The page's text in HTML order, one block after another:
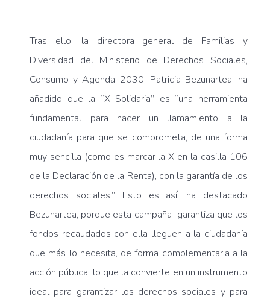
Tras ello, la directora general de Familias y
Diversidad del Ministerio de Derechos Sociales,
Consumo y Agenda 2030, Patricia Bezunartea, ha
añadido que la “X Solidaria” es “una herramienta
fundamental para hacer un llamamiento a la
ciudadanía para que se comprometa, de una forma
muy sencilla (como es marcar la X en la casilla 106
de la Declaración de la Renta), con la garantía de los
derechos sociales.” Esto es así, ha destacado
Bezunartea, porque esta campaña “garantiza que los
fondos recaudados con ella lleguen a la ciudadanía
que más lo necesita, de forma complementaria a la
acción pública, lo que la convierte en un instrumento
ideal para garantizar los derechos sociales y para